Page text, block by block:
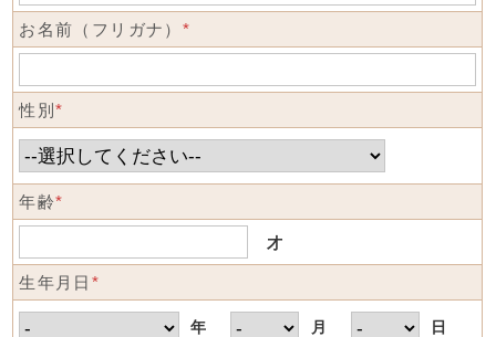
お名前（フリガナ） *
性別*
年齢*
才
生年月日 *
年 月 日